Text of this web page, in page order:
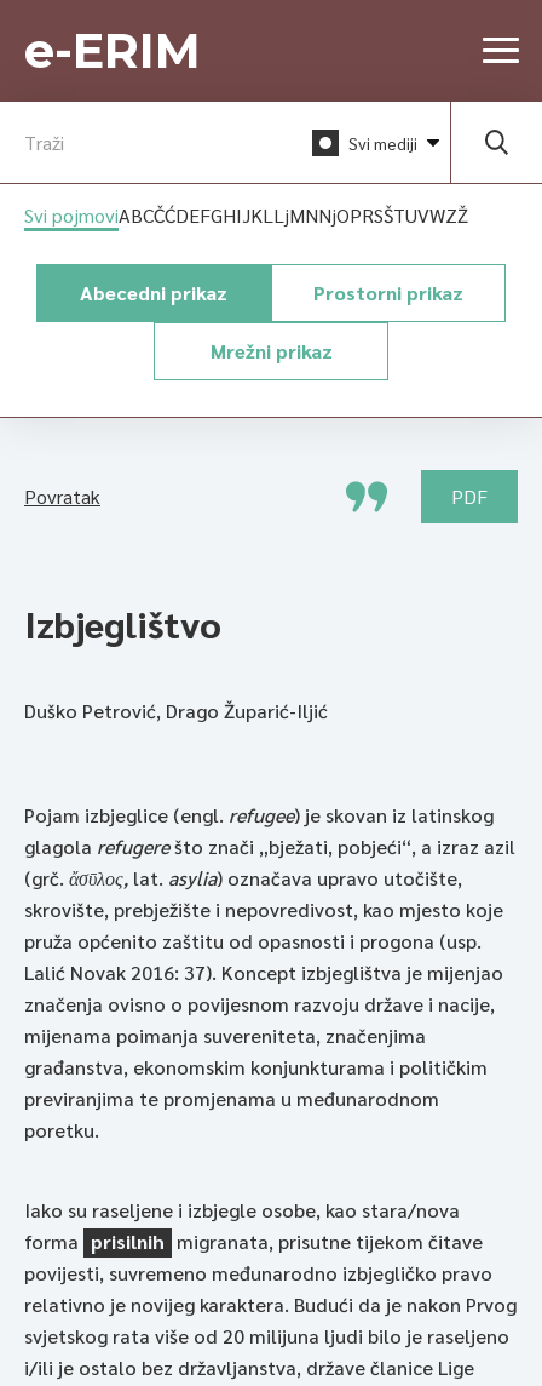
e-ERIM
Povratak PDF
Izbjeglištvo
Duško Petrović, Drago Župarić-Iljić
Pojam izbjeglice (engl. refugee) je skovan iz latinskog
glagola refugerešto znači „bježati, pobjeći“, a izraz azil
(grč. ἄσῡλος, lat. asylia) označava upravo utočište,
skrovište, prebježište i nepovredivost, kao mjesto koje
pruža općenito zaštitu od opasnosti i progona (usp.
Lalić Novak 2016: 37). Koncept izbjeglištva je mijenjao
značenja ovisno o povijesnom razvoju države i nacije,
mijenama poimanja suvereniteta, značenjima
građanstva, ekonomskim konjunkturama i političkim
previranjima te promjenama u međunarodnom
poretku.
Iako su raseljene i izbjegle osobe, kao stara/nova
forma prisilnih migranata, prisutne tijekom čitave
povijesti, suvremeno međunarodno izbjegličko pravo
relativno je novijeg karaktera. Budući da je nakon Prvog
svjetskog rata više od 20 milijuna ljudi bilo je raseljeno
i/ili je ostalo bez državljanstva, države članice Lige
Svi mediji
Svi pojmoviABCČĆDEFGHIJKL LjMNNjOPRSŠTUVWZŽ
Abecedni prikaz Prostorni prikaz
Mrežni prikaz